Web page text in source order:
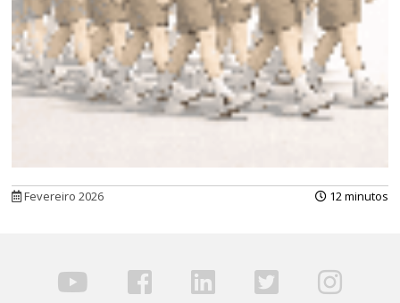
Fevereiro 2026 12 minutos